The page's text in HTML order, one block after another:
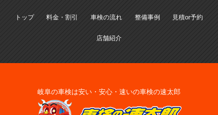
トップ 料金・割引 車検の流れ 整備事例 見積or予約
店舗紹介
岐阜の車検は安い・安心・速いの車検の速太郎